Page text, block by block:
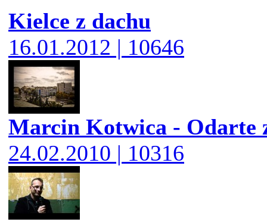
Kielce z dachu
16.01.2012 | 10646
Marcin Kotwica -
24.02.2010 | 10316